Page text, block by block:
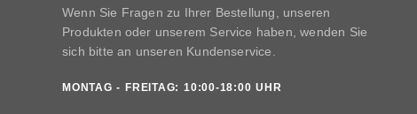
Wenn Sie Fragen zu Ihrer Bestellung, unseren
Produkten oder unserem Service haben, wenden Sie
sich bitte an unseren Kundenservice.
MONTAG - FREITAG: 10:00-18:00 UHR